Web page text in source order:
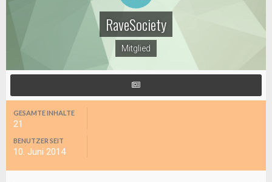
RaveSociety
Mitglied
GESAMTE INHALTE
21
BENUTZER SEIT
10. Juni 2014